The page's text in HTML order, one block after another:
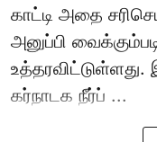
காட்டி அதை
அனுப்பி
உத்தரவிட்டுள்ளது.
கர்நாடக நீர்ப் ...